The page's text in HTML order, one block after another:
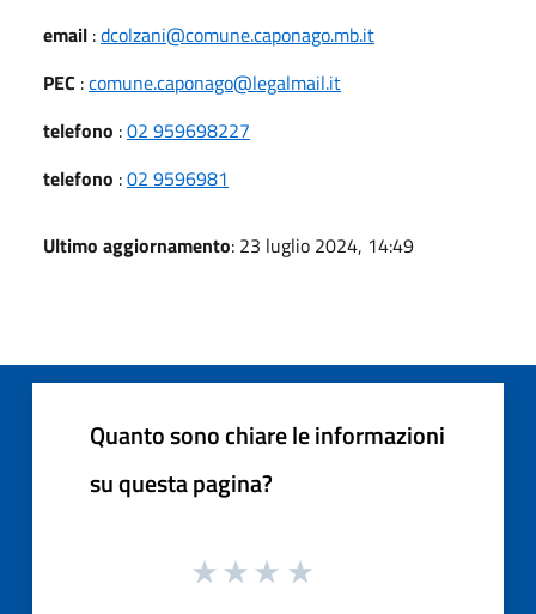
email :dcolzani@comune.caponago.mb.it
PEC :comune.caponago@legalmail.it
telefono :02 959698227
telefono :02 9596981
Ultimo aggiornamento: 23 luglio 2024, 14:49
Quanto sono chiare le informazioni
su questa pagina?